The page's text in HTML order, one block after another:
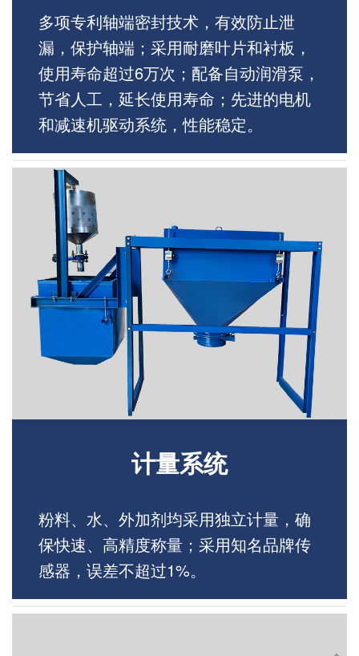
多项专利轴端密封技术，有效防止泄
漏，保护轴端；采用耐磨叶片和衬板，
使用寿命超过6万次；配备自动润滑泵，
节省人工，延长使用寿命；先进的电机
和减速机驱动系统，性能稳定。
计量系统
粉料、水、外加剂均采用独立计量，确
保快速、高精度称量；采用知名品牌传
感器，误差不超过1%。